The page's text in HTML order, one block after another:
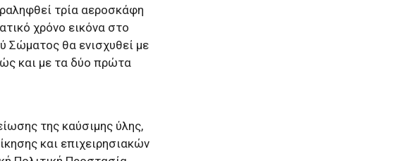
τρία αεροσκάφη
χρόνο εικόνα στο
Σώματος θα ενισχυθεί με
και με τα δύο πρώτα
της καύσιμης ύλης,
και επιχειρησιακών